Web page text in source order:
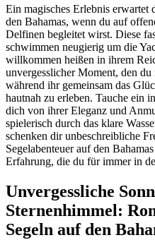
Ein magisches Erlebnis erwartet
den Bahamas, wenn du auf
Delfinen begleitet wirst. Diese
schwimmen neugierig um die
willkommen heißen in ihrem
unvergesslicher Moment, den
während ihr gemeinsam das
hautnah zu erleben. Tauche ein
dich von ihrer Eleganz und
spielerisch durch das klare
schenken dir unbeschreibliche
Segelabenteuer auf den
Erfahrung, die du für immer in
Unvergessliche
Sternenhimmel:
Segeln auf den